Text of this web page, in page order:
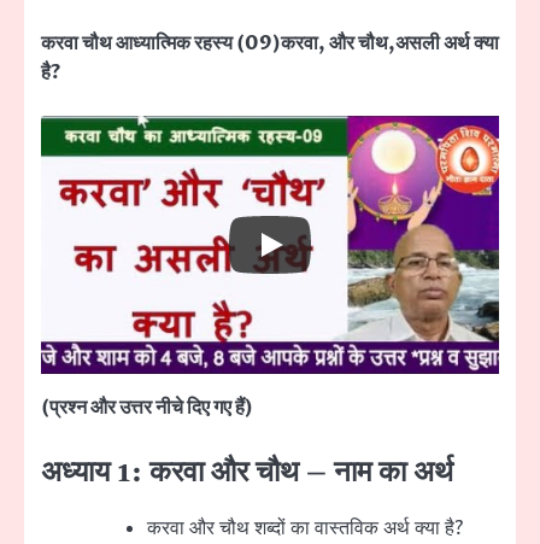
करवा चौथ आध्यात्मिक रहस्य (09)करवा, और चौथ,असली अर्थ क्या
है?
(प्रश्न और उत्तर नीचे दिए गए हैं)
अध्याय 1: करवा और चौथ – नाम का अर्थ
करवा और चौथ शब्दों का वास्तविक अर्थ क्या है?